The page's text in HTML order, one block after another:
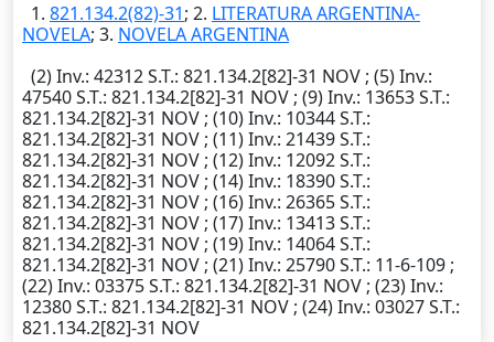
1. 821.134.2(82)-31; 2. LITERATURA ARGENTINA-
NOVELA; 3. NOVELA ARGENTINA
(2)Inv.: 42312S.T.: 821.134.2[82]-31 NOV ; (5)Inv.:
47540S.T.: 821.134.2[82]-31 NOV ; (9)Inv.: 13653S.T.:
821.134.2[82]-31 NOV ; (10)Inv.: 10344S.T.:
821.134.2[82]-31 NOV ; (11)Inv.: 21439S.T.:
821.134.2[82]-31 NOV ; (12)Inv.: 12092S.T.:
821.134.2[82]-31 NOV ; (14)Inv.: 18390S.T.:
821.134.2[82]-31 NOV ; (16)Inv.: 26365S.T.:
821.134.2[82]-31 NOV ; (17)Inv.: 13413S.T.:
821.134.2[82]-31 NOV ; (19)Inv.: 14064S.T.:
821.134.2[82]-31 NOV ; (21)Inv.: 25790S.T.: 11-6-109 ;
(22)Inv.: 03375S.T.: 821.134.2[82]-31 NOV ; (23)Inv.:
12380S.T.: 821.134.2[82]-31 NOV ; (24)Inv.: 03027S.T.:
821.134.2[82]-31 NOV